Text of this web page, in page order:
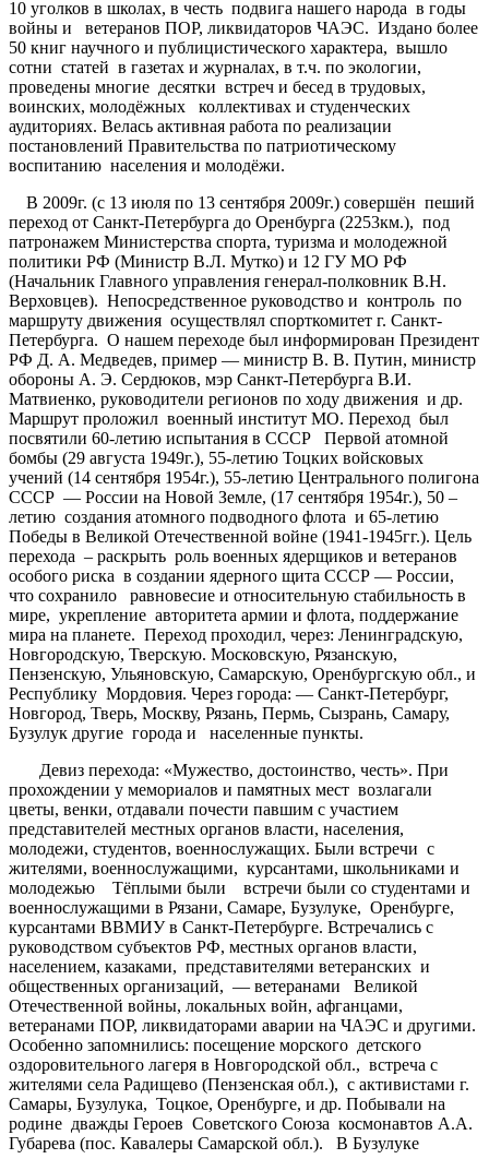
10 уголков в школах, в честь подвига нашего народа в годы
войны и ветеранов ПОР, ликвидаторов ЧАЭС. Издано более
50 книг научного и публицистического характера, вышло
сотни статей в газетах и журналах, в т.ч. по экологии,
проведены многие десятки встреч и бесед в трудовых,
воинских, молодёжных коллективах и студенческих
аудиториях. Велась активная работа по реализации
постановлений Правительства по патриотическому
воспитанию населения и молодёжи.
В 2009г. (с 13 июля по 13 сентября 2009г.) совершён пеший
переход от Санкт-Петербурга до Оренбурга (2253км.), под
патронажем Министерства спорта, туризма и молодежной
политики РФ (Министр В.Л. Мутко) и 12 ГУ МО РФ
(Начальник Главного управления генерал-полковник В.Н.
Верховцев). Непосредственное руководство и контроль по
маршруту движения осуществлял спорткомитет г. Санкт-
Петербурга. О нашем переходе был информирован Президент
РФ Д. А. Медведев, пример — министр В. В. Путин, министр
обороны А. Э. Сердюков, мэр Санкт-Петербурга В.И.
Матвиенко, руководители регионов по ходу движения и др.
Маршрут проложил военный институт МО. Переход был
посвятили 60-летию испытания в СССР Первой атомной
бомбы (29 августа 1949г.), 55-летию Тоцких войсковых
учений (14 сентября 1954г.), 55-летию Центрального полигона
СССР — России на Новой Земле, (17 сентября 1954г.), 50 –
летию создания атомного подводного флота и 65-летию
Победы в Великой Отечественной войне (1941-1945гг.). Цель
перехода – раскрыть роль военных ядерщиков и ветеранов
особого риска в создании ядерного щита СССР — России,
что сохранило равновесие и относительную стабильность в
мире, укрепление авторитета армии и флота, поддержание
мира на планете. Переход проходил, через: Ленинградскую,
Новгородскую, Тверскую. Московскую, Рязанскую,
Пензенскую, Ульяновскую, Самарскую, Оренбургскую обл., и
Республику Мордовия. Через города: — Санкт-Петербург,
Новгород, Тверь, Москву, Рязань, Пермь, Сызрань, Самару,
Бузулук другие города и населенные пункты.
Девиз перехода: «Мужество, достоинство, честь». При
прохождении у мемориалов и памятных мест возлагали
цветы, венки, отдавали почести павшим с участием
представителей местных органов власти, населения,
молодежи, студентов, военнослужащих. Были встречи с
жителями, военнослужащими, курсантами, школьниками и
молодежью Тёплыми были встречи были со студентами и
военнослужащими в Рязани, Самаре, Бузулуке, Оренбурге,
курсантами ВВМИУ в Санкт-Петербурге. Встречались с
руководством субъектов РФ, местных органов власти,
населением, казаками, представителями ветеранских и
общественных организаций, — ветеранами Великой
Отечественной войны, локальных войн, афганцами,
ветеранами ПОР, ликвидаторами аварии на ЧАЭС и другими.
Особенно запомнились: посещение морского детского
оздоровительного лагеря в Новгородской обл., встреча с
жителями села Радищево (Пензенская обл.), с активистами г.
Самары, Бузулука, Тоцкое, Оренбурге, и др. Побывали на
родине дважды Героев Советского Союза космонавтов А.А.
Губарева (пос. Кавалеры Самарской обл.). В Бузулуке